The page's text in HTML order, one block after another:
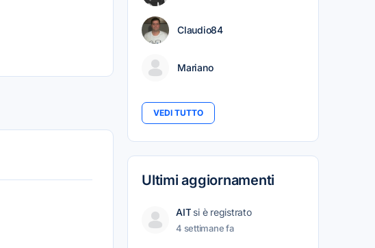
Claudio84
Mariano
VEDI TUTTO
Ultimi aggiornamenti
AIT si è registrato
4 settimane fa